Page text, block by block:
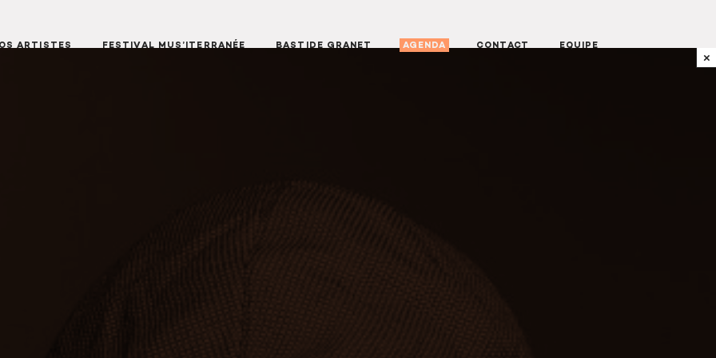
ARTISTES FESTIVAL MUS’ITERRANÉE BASTIDE GRANET AGENDA CONTACT EQUIPE
×